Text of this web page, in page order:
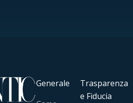
Generale
Trasparenza
e Fiducia